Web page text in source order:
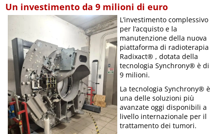
Un investimento da 9 milioni di euro
L’investimento complessivo
per l’acquisto e la
manutenzione della nuova
piattaforma di radioterapia
Radixact® , dotata della
tecnologia Synchrony® è di
9 milioni.
La tecnologia Synchrony® è
una delle soluzioni più
avanzate oggi disponibili a
livello internazionale per il
trattamento dei tumori.